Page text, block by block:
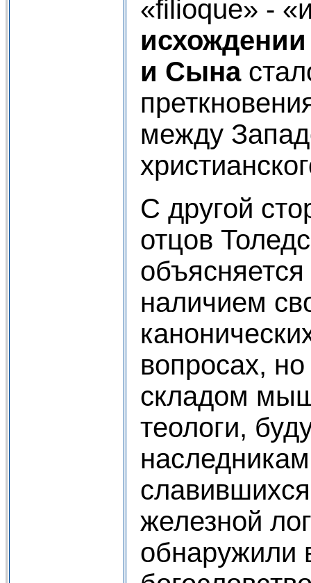
«filioque» -
и Сына
между
С другой
отцов
наличием
вопросах,
складом
теологи,
железной
обнаружили